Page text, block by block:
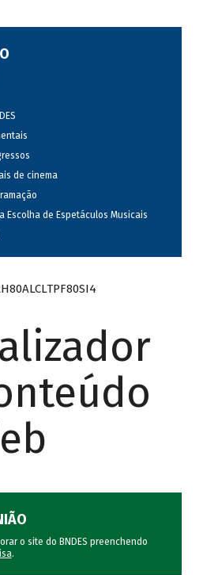
de cinema
Escolha de Espetáculos Musicais
o site do BNDES preenchendo
.